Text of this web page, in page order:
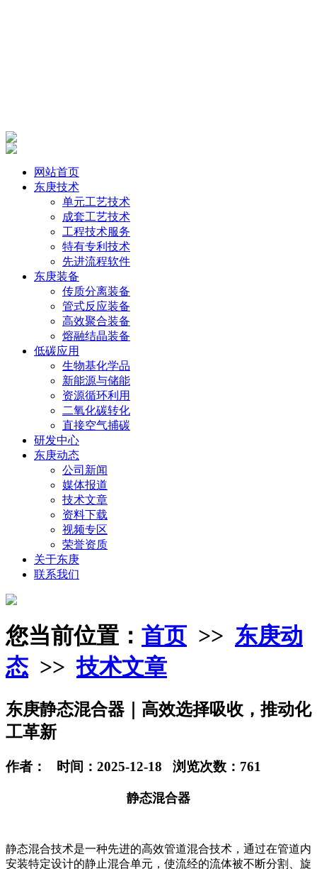
网站首页
东庚技术
单元工艺技术
成套工艺技术
工程技术服务
特有专利技术
先进流程软件
东庚装备
传质分离装备
管式反应装备
高效聚合装备
熔融结晶装备
低碳应用
生物基化学品
新能源与储能
资源循环利用
二氧化碳转化
直接空气捕碳
研发中心
东庚动态
公司新闻
媒体报道
技术文章
资料下载
视频专区
荣誉资质
关于东庚
联系我们
您当前位置： 首页 >> 东庚动
态 >>技术文章
东庚静态混合器｜高效选择吸收，推动化
工革新
作者： 时间：2025-12-18 浏览次数：761
静态混合器
静态混合技术是一种先进的高效管道混合技术，通过在管道内
安装特定设计的静止混合单元，使流经的流体被不断分割、旋